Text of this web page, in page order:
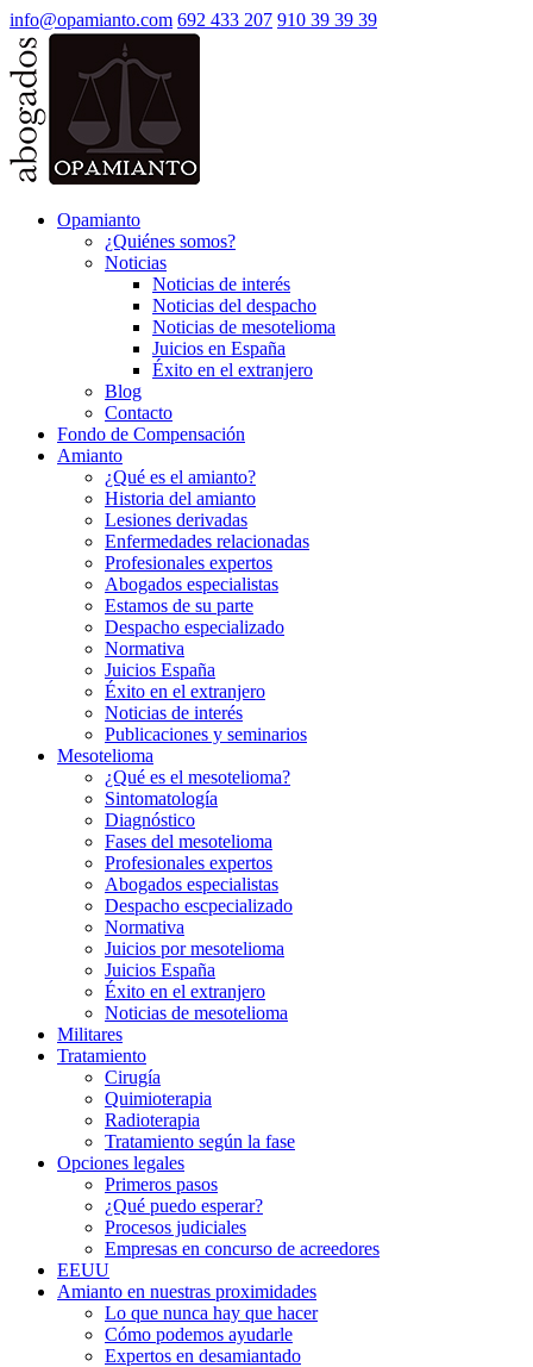
info@opamianto.com 692 433 207 910 39 39 39
Opamianto
¿Quiénes somos?
Noticias
Noticias de interés
Noticias del despacho
Noticias de mesotelioma
Juicios en España
Éxito en el extranjero
Blog
Contacto
Fondo de Compensación
Amianto
¿Qué es el amianto?
Historia del amianto
Lesiones derivadas
Enfermedades relacionadas
Profesionales expertos
Abogados especialistas
Estamos de su parte
Despacho especializado
Normativa
Juicios España
Éxito en el extranjero
Noticias de interés
Publicaciones y seminarios
Mesotelioma
¿Qué es el mesotelioma?
Sintomatología
Diagnóstico
Fases del mesotelioma
Profesionales expertos
Abogados especialistas
Despacho escpecializado
Normativa
Juicios por mesotelioma
Juicios España
Éxito en el extranjero
Noticias de mesotelioma
Militares
Tratamiento
Cirugía
Quimioterapia
Radioterapia
Tratamiento según la fase
Opciones legales
Primeros pasos
¿Qué puedo esperar?
Procesos judiciales
Empresas en concurso de acreedores
EEUU
Amianto en nuestras proximidades
Lo que nunca hay que hacer
Cómo podemos ayudarle
Expertos en desamiantado